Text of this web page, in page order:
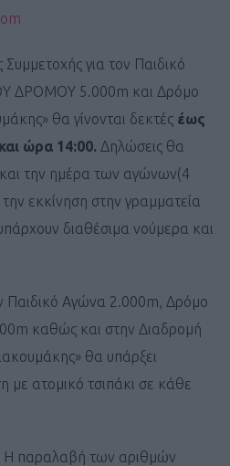
για τον Παιδικό
ΔΡΟΜΟΥ 5.000m και Δρόμο
θα γίνονται δεκτές έως
ώρα 14:00. Δηλώσεις θα
και την ημέρα των αγώνων(4
εκκίνηση στην γραμματεία
διαθέσιμα νούμερα και
Αγώνα 2.000m, Δρόμο
καθώς και στην Διαδρομή
θα υπάρξει
με ατομικό τσιπάκι σε κάθε
παραλαβή των αριθμών